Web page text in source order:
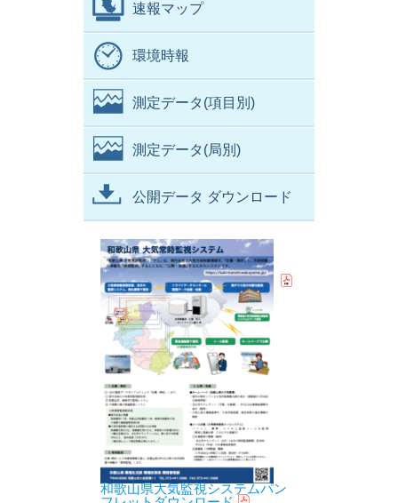
速報マップ
環境時報
測定データ(項目別)
測定データ(局別)
公開データ ダウンロード
和歌山県大気監視システムパン